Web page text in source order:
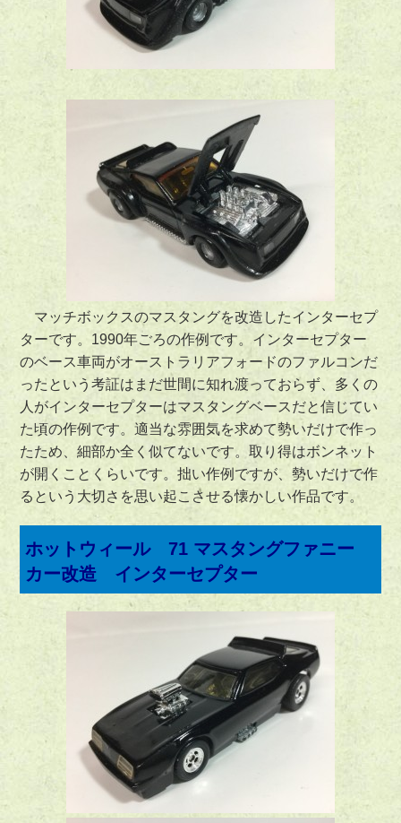
マッチボックスのマスタングを改造したインターセプ
ターです。1990年ごろの作例です。インターセプター
のベース車両がオーストラリアフォードのファルコンだ
ったという考証はまだ世間に知れ渡っておらず、多くの
人がインターセプターはマスタングベースだと信じてい
た頃の作例です。適当な雰囲気を求めて勢いだけで作っ
たため、細部か全く似てないです。取り得はボンネット
が開くことくらいです。拙い作例ですが、勢いだけで作
るという大切さを思い起こさせる懐かしい作品です。
ホットウィール 71 マスタングファニー
カー改造 インターセプター